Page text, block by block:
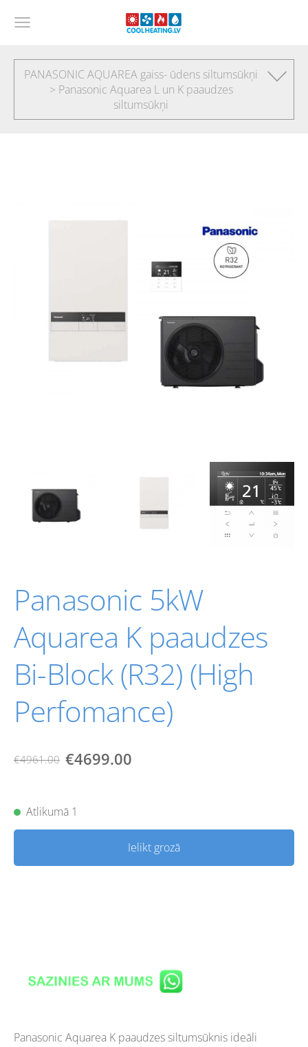
PANASONIC AQUAREA gaiss- ūdens siltumsūkņi
> Panasonic Aquarea L un K paaudzes
siltumsūkņi
Panasonic 5kW
Aquarea K paaudzes
Bi-Block (R32) (High
Perfomance)
€4961.00 €4699.00
Atlikumā 1
Ielikt grozā
Panasonic Aquarea K paaudzes siltumsūknis ideāli